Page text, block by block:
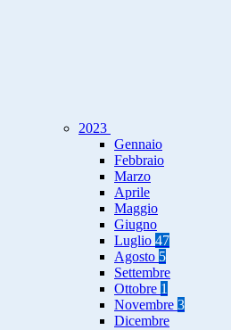
2023
Gennaio
Febbraio
Marzo
Aprile
Maggio
Giugno
Luglio 47
Agosto 5
Settembre
Ottobre 1
Novembre 3
Dicembre